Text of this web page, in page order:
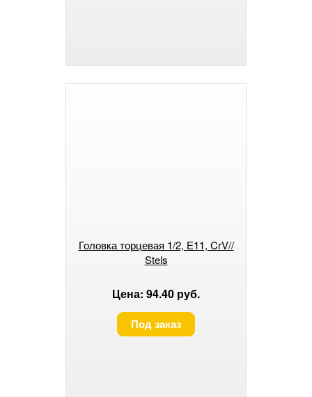
Головка торцевая 1/2, Е11, CrV//
Stels
Цена: 94.40 руб.
Под заказ